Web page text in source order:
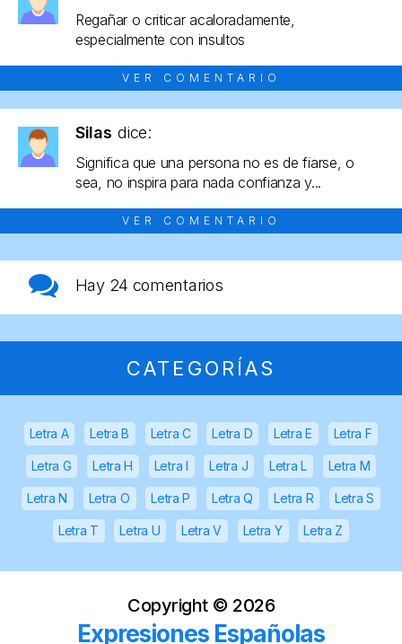
Regañar o criticar acaloradamente,
especialmente con insultos
VER COMENTARIO
Silas dice:
Significa que una persona no es de fiarse, o
sea, no inspira para nada confianza y...
VER COMENTARIO
Hay 24 comentarios
CATEGORÍAS
Letra A Letra B Letra C Letra D Letra E Letra F
Letra G Letra H Letra I Letra J Letra L Letra M
Letra N Letra O Letra P Letra Q Letra R Letra S
Letra T Letra U Letra V Letra Y Letra Z
Copyright © 2026
Expresiones Españolas